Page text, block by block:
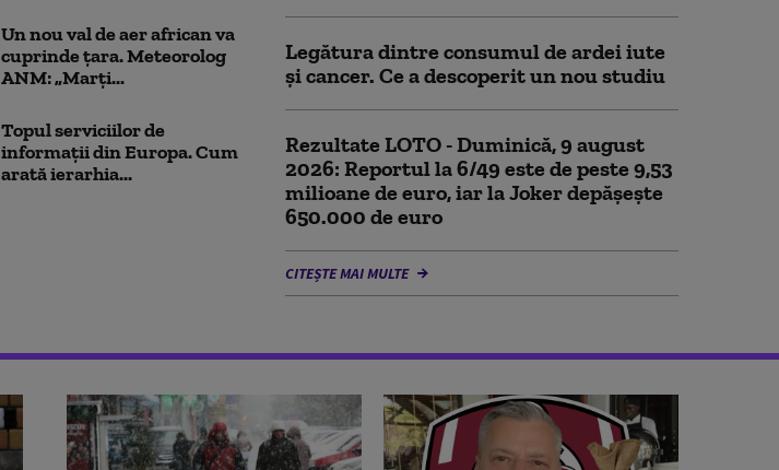
Un nou val de aer african va
cuprinde țara. Meteorolog
ANM: „Marți...
Topul serviciilor de
informații din Europa. Cum
arată ierarhia...
Legătura dintre consumul de ardei iute
și cancer. Ce a descoperit un nou studiu
Rezultate LOTO - Duminică, 9 august
2026: Reportul la 6/49 este de peste 9,53
milioane de euro, iar la Joker depășește
650.000 de euro
CITEȘTE MAI MULTE